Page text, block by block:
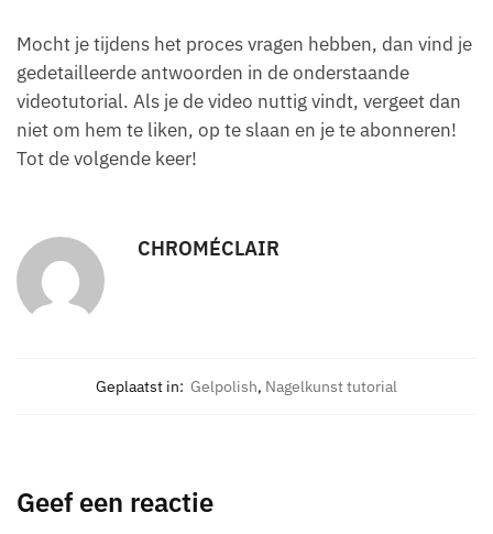
Mocht je tijdens het proces vragen hebben, dan vind je
gedetailleerde antwoorden in de onderstaande
videotutorial. Als je de video nuttig vindt, vergeet dan
niet om hem te liken, op te slaan en je te abonneren!
Tot de volgende keer!
CHROMÉCLAIR
Geplaatst in: Gelpolish, Nagelkunst tutorial
Geef een reactie